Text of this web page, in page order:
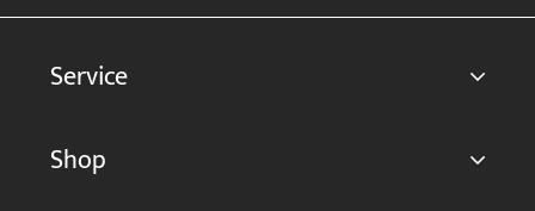
Service
Shop